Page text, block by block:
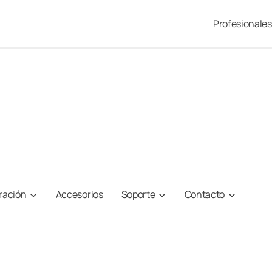
Profesionales
Accesorios Soporte Contacto